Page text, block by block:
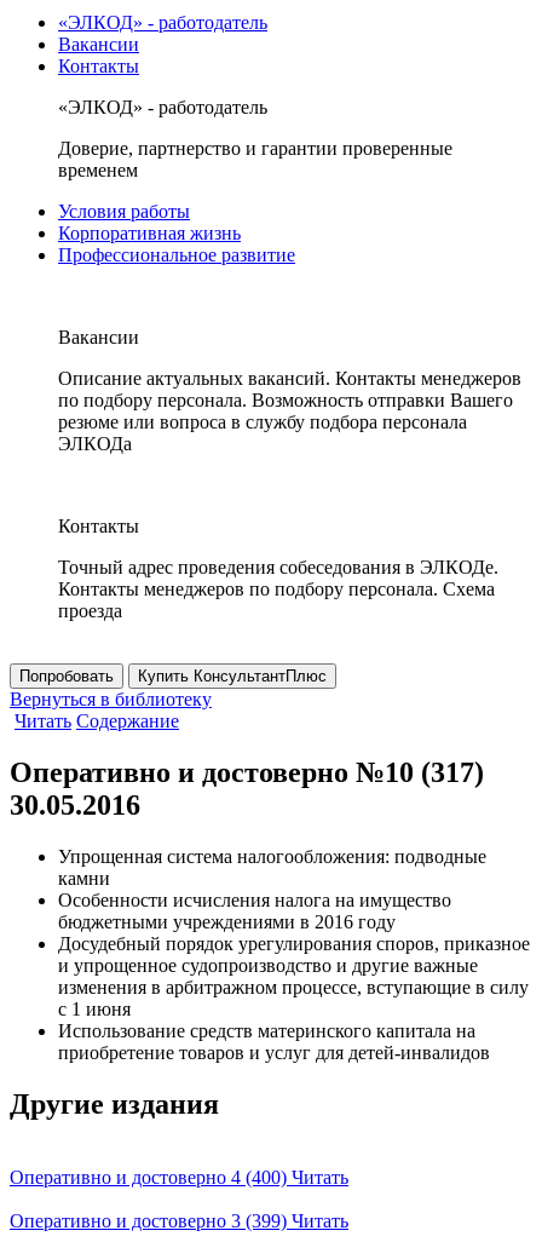
«ЭЛКОД» - работодатель
Вакансии
Контакты
«ЭЛКОД» - работодатель
Доверие, партнерство и гарантии проверенные
временем
Условия работы
Корпоративная жизнь
Профессиональное развитие
Вакансии
Описание актуальных вакансий. Контакты менеджеров
по подбору персонала. Возможность отправки Вашего
резюме или вопроса в службу подбора персонала
ЭЛКОДа
Контакты
Точный адрес проведения собеседования в ЭЛКОДе.
Контакты менеджеров по подбору персонала. Схема
проезда
Попробовать Купить КонсультантПлюс
Вернуться в библиотеку
Читать Содержание
Оперативно и достоверно №10 (317)
30.05.2016
Упрощенная система налогообложения: подводные
камни
Особенности исчисления налога на имущество
бюджетными учреждениями в 2016 году
Досудебный порядок урегулирования споров, приказное
и упрощенное судопроизводство и другие важные
изменения в арбитражном процессе, вступающие в силу
с 1 июня
Использование средств материнского капитала на
приобретение товаров и услуг для детей-инвалидов
Другие издания
Оперативно и достоверно 4 (400) Читать
Оперативно и достоверно 3 (399) Читать